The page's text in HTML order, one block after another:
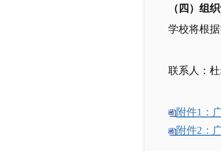
（四）组
学校将根
联系人：
附件1：
附件2：